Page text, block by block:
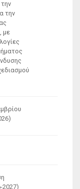
την
με
2027)